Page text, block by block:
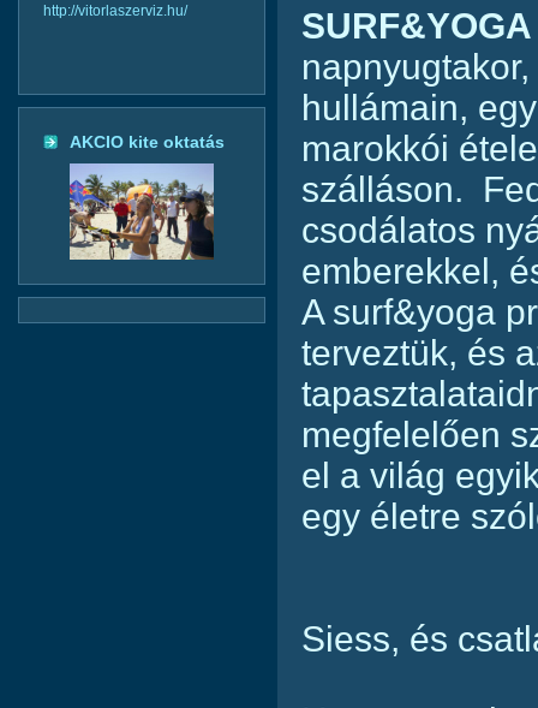
http://vitorlaszerviz.hu/
AKCIO kite oktatás
hullámain,
marokkói
szálláson.
csodálatos
emberekkel,
A surf&yoga
terveztük, és
megfelelően
el a világ
egy életre
Siess, és